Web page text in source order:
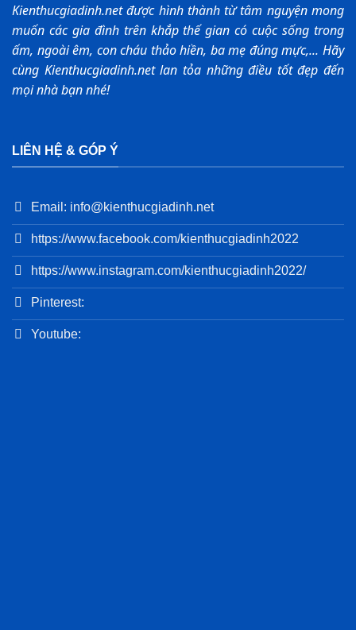
Kienthucgiadinh.net được hình thành từ tâm nguyện mong
muốn các gia đình trên khắp thế gian có cuộc sống trong
ấm, ngoài êm, con cháu thảo hiền, ba mẹ đúng mực,... Hãy
cùng Kienthucgiadinh.net lan tỏa những điều tốt đẹp đến
mọi nhà bạn nhé!
LIÊN HỆ & GÓP Ý
Email: info@kienthucgiadinh.net
https://www.facebook.com/kienthucgiadinh2022
https://www.instagram.com/kienthucgiadinh2022/
Pinterest:
Youtube: